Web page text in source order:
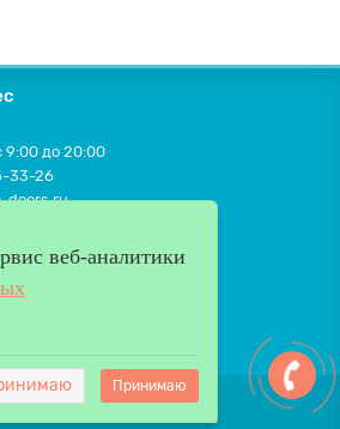
9:00 до 20:00
33-26
doors.ru
веб-аналитики
Принимаю